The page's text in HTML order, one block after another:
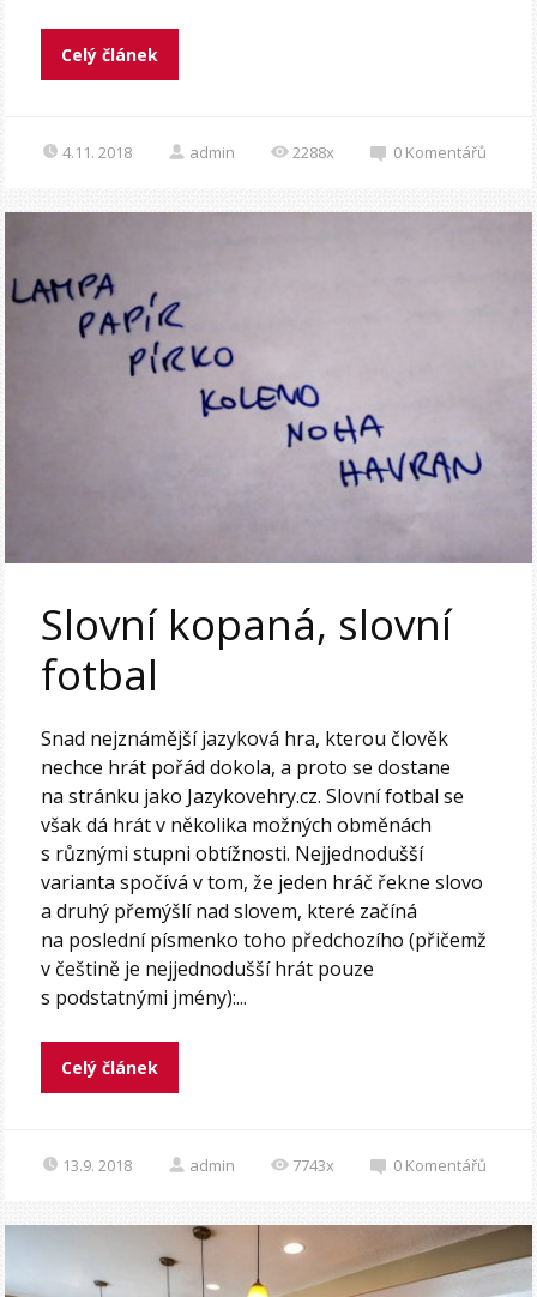
Celý článek
4.11. 2018 admin 2288x 0 Komentářů
Slovní kopaná, slovní
fotbal
Snad nejznámější jazyková hra, kterou člověk
nechce hrát pořád dokola, a proto se dostane
na stránku jako Jazykovehry.cz. Slovní fotbal se
však dá hrát v několika možných obměnách
s různými stupni obtížnosti. Nejjednodušší
varianta spočívá v tom, že jeden hráč řekne slovo
a druhý přemýšlí nad slovem, které začíná
na poslední písmenko toho předchozího (přičemž
v češtině je nejjednodušší hrát pouze
s podstatnými jmény):...
Celý článek
13.9. 2018 admin 7743x 0 Komentářů